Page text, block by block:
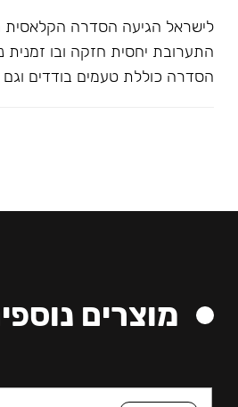
לישראל הגיעה הסדרה הקלאסית
התערובת יחסית חזקה ובו זמנית
הסדרה כוללת טעמים בודדים וגם
מוצרים